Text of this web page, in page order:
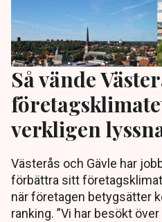
Så vände
verkligen
Västerås och Gävle har
förbättra sitt
när företagen betygsätter
ranking. ”Vi har besökt